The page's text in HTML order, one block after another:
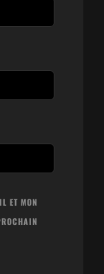
ET MON